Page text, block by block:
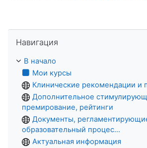
Навигация
В начало
Мои курсы
Клинические рекомендации и
Дополнительное
премирование, рейтинги
Документы,
образовательный процес...
Актуальная информация